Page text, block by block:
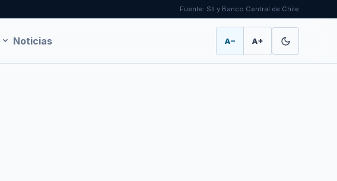
Fuente: SII y Banco Central de Chile
Noticias A− A+